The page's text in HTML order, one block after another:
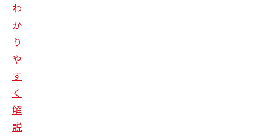
わ
か
り
や
す
く
解
説